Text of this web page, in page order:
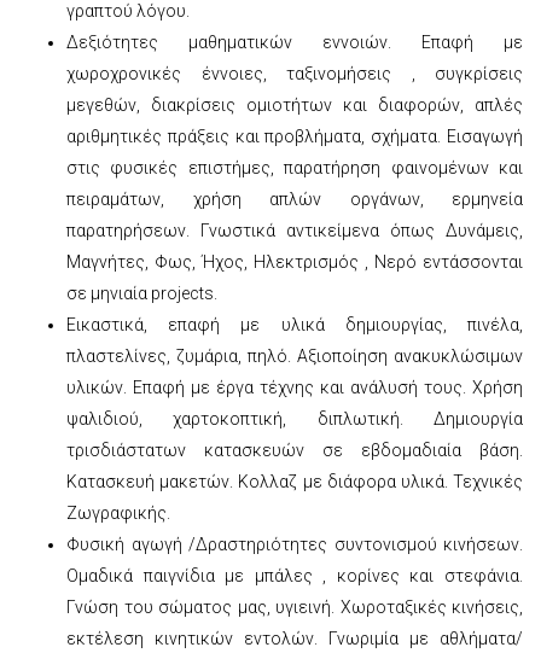
γραπτού λόγου.
Δεξιότητες μαθηματικών εννοιών. Επαφή με
χωροχρονικές έννοιες, ταξινομήσεις , συγκρίσεις
μεγεθών, διακρίσεις ομιοτήτων και διαφορών, απλές
αριθμητικές πράξεις και προβλήματα, σχήματα. Εισαγωγή
στις φυσικές επιστήμες, παρατήρηση φαινομένων και
πειραμάτων, χρήση απλών οργάνων, ερμηνεία
παρατηρήσεων. Γνωστικά αντικείμενα όπως Δυνάμεις,
Μαγνήτες, Φως, Ήχος, Ηλεκτρισμός , Νερό εντάσσονται
σε μηνιαία projects.
Εικαστικά, επαφή με υλικά δημιουργίας, πινέλα,
πλαστελίνες, ζυμάρια, πηλό. Αξιοποίηση ανακυκλώσιμων
υλικών. Επαφή με έργα τέχνης και ανάλυσή τους. Χρήση
ψαλιδιού, χαρτοκοπτική, διπλωτική. Δημιουργία
τρισδιάστατων κατασκευών σε εβδομαδιαία βάση.
Κατασκευή μακετών. Κολλαζ με διάφορα υλικά. Τεχνικές
Ζωγραφικής.
Φυσική αγωγή /Δραστηριότητες συντονισμού κινήσεων.
Ομαδικά παιγνίδια με μπάλες , κορίνες και στεφάνια.
Γνώση του σώματος μας, υγιεινή. Χωροταξικές κινήσεις,
εκτέλεση κινητικών εντολών. Γνωριμία με αθλήματα/